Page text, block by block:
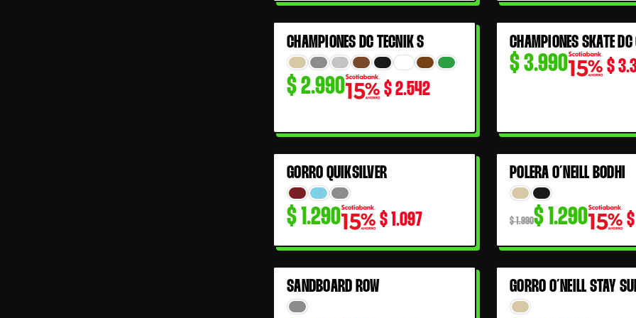
$ 2.490.
$ 1.499.
CHAMPIONES DC TECNIK S
$2.990 $2.542
CHAMPIONES SKATE DC
$3.990 $
GORRO QUIKSILVER
$1.290 $1.097
35% OFF
POLERA O´NEILL BODHI
$1.990
El
precio
original
era:
$ 1.990.
$1.290
El
precio
actual
es:
$ 1.290.
$
SANDBOARD ROW GORRO O´NEILL STAY